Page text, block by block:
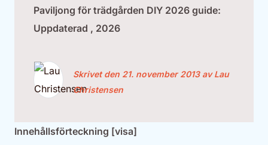
Paviljong för trädgården DIY 2026 guide:
Uppdaterad , 2026
Skrivet den 21. november 2013 av Lau
Christensen
Innehållsförteckning [visa]